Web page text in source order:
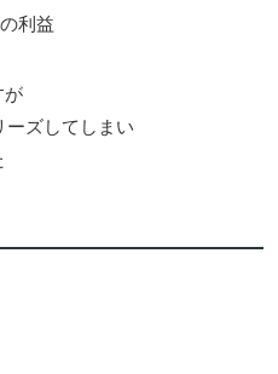
利益
が
ーズしてしまい